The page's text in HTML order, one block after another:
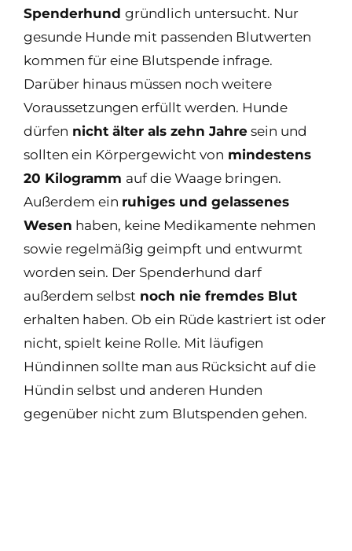
Spenderhund gründlich untersucht. Nur
gesunde Hunde mit passenden Blutwerten
kommen für eine Blutspende infrage.
Darüber hinaus müssen noch weitere
Voraussetzungen erfüllt werden. Hunde
dürfen nicht älter als zehn Jahre sein und
sollten ein Körpergewicht von mindestens
20 Kilogramm auf die Waage bringen.
Außerdem ein ruhiges und gelassenes
Wesen haben, keine Medikamente nehmen
sowie regelmäßig geimpft und entwurmt
worden sein. Der Spenderhund darf
außerdem selbst noch nie fremdes Blut
erhalten haben. Ob ein Rüde kastriert ist oder
nicht, spielt keine Rolle. Mit läufigen
Hündinnen sollte man aus Rücksicht auf die
Hündin selbst und anderen Hunden
gegenüber nicht zum Blutspenden gehen.